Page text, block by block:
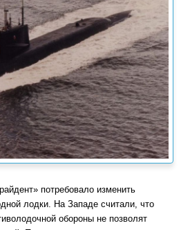
потребовало изменить
лодки. На Западе считали, что
обороны не позволят